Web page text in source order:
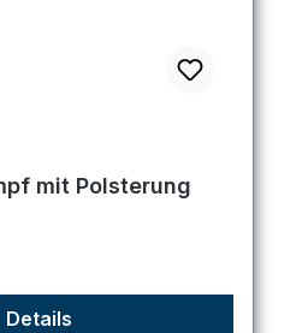
von 5 von 5 Sternen
mit Polsterung
Details